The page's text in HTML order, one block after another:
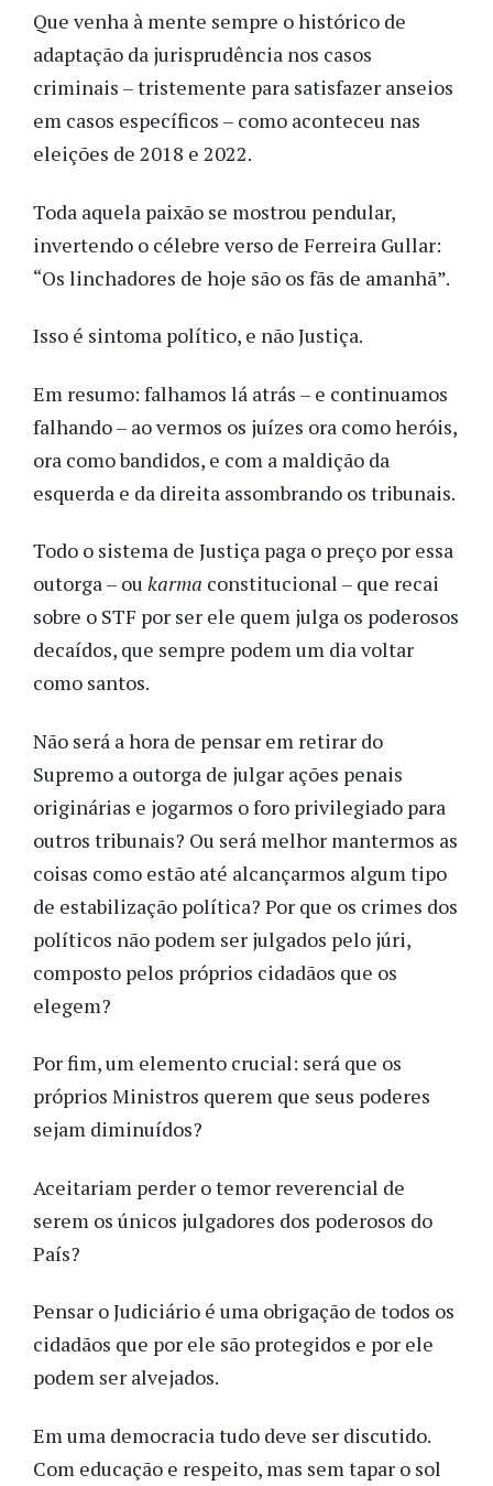
Que venha à mente sempre o histórico de
adaptação da jurisprudência nos casos
criminais – tristemente para satisfazer anseios
em casos específicos – como aconteceu nas
eleições de 2018 e 2022.
Toda aquela paixão se mostrou pendular,
invertendo o célebre verso de Ferreira Gullar:
“Os linchadores de hoje são os fãs de amanhã”.
Isso é sintoma político, e não Justiça.
Em resumo: falhamos lá atrás – e continuamos
falhando – ao vermos os juízes ora como heróis,
ora como bandidos, e com a maldição da
esquerda e da direita assombrando os tribunais.
Todo o sistema de Justiça paga o preço por essa
outorga – ou karma constitucional – que recai
sobre o STF por ser ele quem julga os poderosos
decaídos, que sempre podem um dia voltar
como santos.
Não será a hora de pensar em retirar do
Supremo a outorga de julgar ações penais
originárias e jogarmos o foro privilegiado para
outros tribunais? Ou será melhor mantermos as
coisas como estão até alcançarmos algum tipo
de estabilização política? Por que os crimes dos
políticos não podem ser julgados pelo júri,
composto pelos próprios cidadãos que os
elegem?
Por fim, um elemento crucial: será que os
próprios Ministros querem que seus poderes
sejam diminuídos?
Aceitariam perder o temor reverencial de
serem os únicos julgadores dos poderosos do
País?
Pensar o Judiciário é uma obrigação de todos os
cidadãos que por ele são protegidos e por ele
podem ser alvejados.
Em uma democracia tudo deve ser discutido.
Com educação e respeito, mas sem tapar o sol